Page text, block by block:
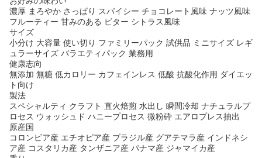
濃厚 まろやか さっぱり スパイシー チョコレート風味 ナッツ風味
フルーティー 甘みのある ビター シトラス風味
サイズ
小分け 大容量 使い切り ファミリーパック 試供品 ミニサイズ レギ
ュラーサイズ バラエティパック 業務用
健康志向
無添加 無糖 低カロリー カフェインレス 低酸 抗酸化作用 ダイエッ
ト向け
製法
スペシャルティ クラフト 直火焙煎 水出し 瞬間冷却 ナチュラルプ
ロセス ウォッシュド ハニープロセス 微粉砕 エアロプレス抽出
原産国
コロンビア産 エチオピア産 ブラジル産 グアテマラ産 インドネシ
ア産 コスタリカ産 タンザニア産 パナマ産 ジャマイカ産